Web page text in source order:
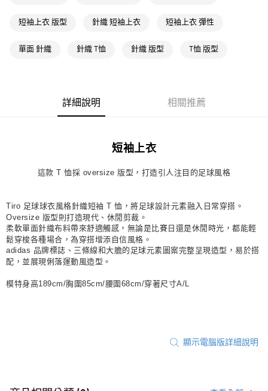
每筆NT$80，滿NT$1,500(含以上)免運費
付款後萊爾富取貨
每筆NT$80，滿NT$1,500(含以上)免運費
每筆NT$80，滿NT$1,500(含以上)免運費
每筆NT$80，滿NT$1,500(含以上)免運費
短袖上衣 版型 針織 短袖上衣 短袖上衣 彈性
單面 針織 針織 T恤 針織 版型 T恤 版型
詳細說明 相關推薦
短袖上衣
這款 T 恤採 oversize 版型，打造引人注目的足球風格
Tiro 足球球衣風格針織短袖 T 恤，將足球設計元素融入日常穿搭。
Oversize 版型則打造現代、休閒剪裁。
柔軟單面針織布料帶來舒適觸感，無論是比賽日還是休閒時光，都能輕
鬆穿梭各種場合，為穿搭增添自信風格。
adidas 品牌標誌、三條線和大膽的足球元素圖案完整呈現造型，易於搭
配，並展現俐落運動風造型。
模特身高189cm/胸圍85cm/腰圍68cm/穿著尺寸A/L
顯示電腦版詳細說明